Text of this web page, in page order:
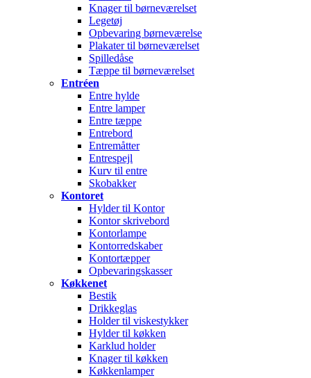
Knager til børneværelset
Legetøj
Opbevaring børneværelse
Plakater til børneværelset
Spilledåse
Tæppe til børneværelset
Entréen
Entre hylde
Entre lamper
Entre tæppe
Entrebord
Entremåtter
Entrespejl
Kurv til entre
Skobakker
Kontoret
Hylder til Kontor
Kontor skrivebord
Kontorlampe
Kontorredskaber
Kontortæpper
Opbevaringskasser
Køkkenet
Bestik
Drikkeglas
Holder til viskestykker
Hylder til køkken
Karklud holder
Knager til køkken
Køkkenlamper